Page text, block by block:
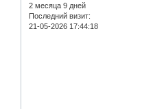
2 месяца 9 дней
Последний визит:
21-05-2026 17:44:18